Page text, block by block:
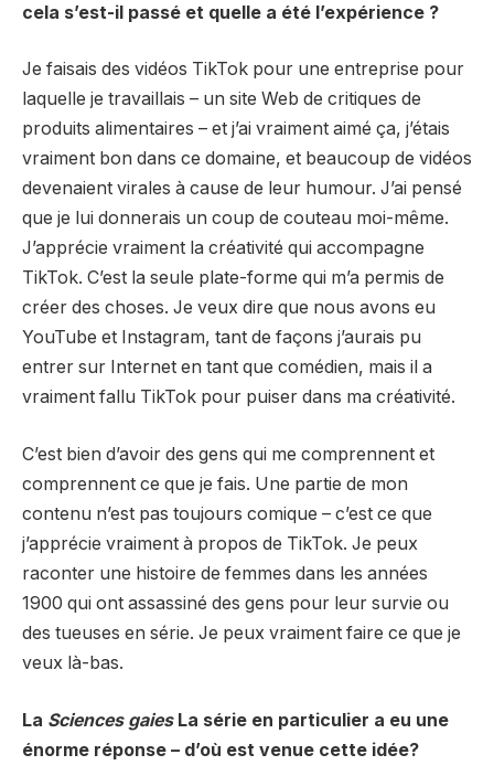
cela s’est-il passé et quelle a été l’expérience ?
Je faisais des vidéos TikTok pour une entreprise pour
laquelle je travaillais – un site Web de critiques de
produits alimentaires – et j’ai vraiment aimé ça, j’étais
vraiment bon dans ce domaine, et beaucoup de vidéos
devenaient virales à cause de leur humour. J’ai pensé
que je lui donnerais un coup de couteau moi-même.
J’apprécie vraiment la créativité qui accompagne
TikTok. C’est la seule plate-forme qui m’a permis de
créer des choses. Je veux dire que nous avons eu
YouTube et Instagram, tant de façons j’aurais pu
entrer sur Internet en tant que comédien, mais il a
vraiment fallu TikTok pour puiser dans ma créativité.
C’est bien d’avoir des gens qui me comprennent et
comprennent ce que je fais. Une partie de mon
contenu n’est pas toujours comique – c’est ce que
j’apprécie vraiment à propos de TikTok. Je peux
raconter une histoire de femmes dans les années
1900 qui ont assassiné des gens pour leur survie ou
des tueuses en série. Je peux vraiment faire ce que je
veux là-bas.
La Sciences gaiesLa série en particulier a eu une
énorme réponse – d’où est venue cette idée?